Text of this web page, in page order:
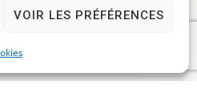
VOIR LES PRÉFÉRENCES